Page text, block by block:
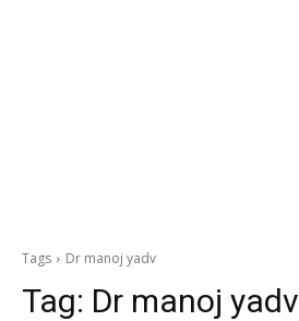
Tags Dr manoj yadv
Tag: Dr manoj yadv